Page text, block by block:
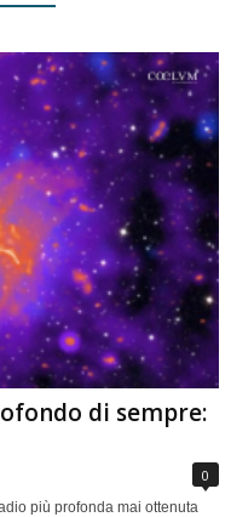
di sempre:
0
più profonda mai ottenuta